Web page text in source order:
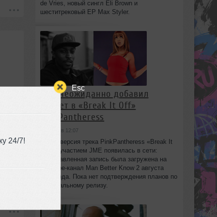
Esc
24/7!
de Vries, новый сингл Eli Brown и
шеститрековый EP Max Styler.
JME неожиданно добавил
куплет в «Break It Off»
PinkPantheress
сегодня в 12:07
Новая версия трека PinkPantheress «Break It
Off» с участием JME появилась в сети:
незаглавленная запись была загружена на
YouTube-канал Man Better Know 2 августа
2026 года. Пока нет подтверждения планов по
официальному релизу.